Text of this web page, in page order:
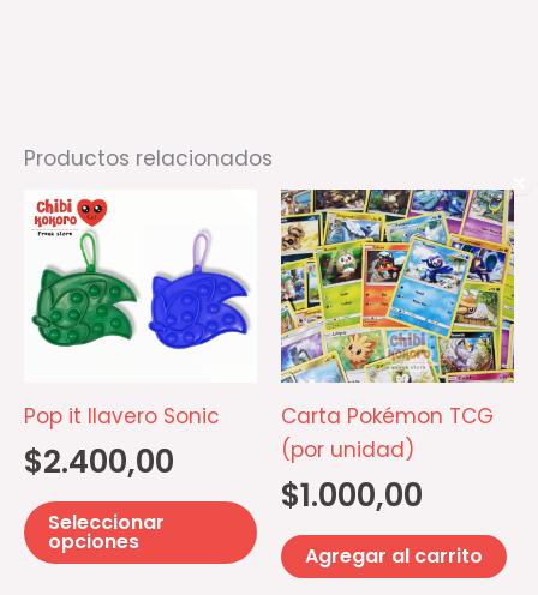
✕
Productos relacionados
Pop it llavero Sonic
$2.400,00
Seleccionar
opciones
Este
producto
tiene
múltiples
variantes.
Las
opciones
elegir
en
Carta Pokémon TCG
(por unidad)
$1.000,00
Agregar al carrito